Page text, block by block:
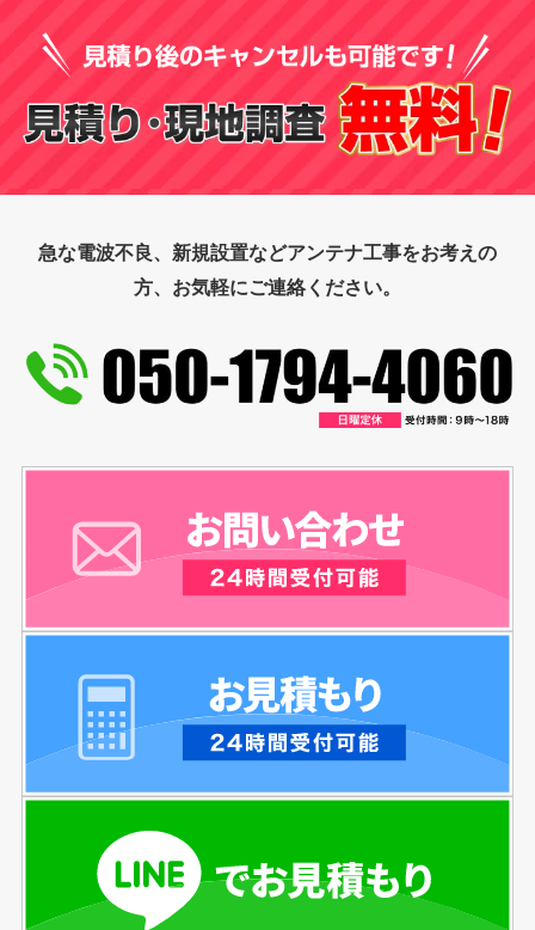
急な電波不良、新規設置などアンテナ工事をお考えの
方、お気軽にご連絡ください。